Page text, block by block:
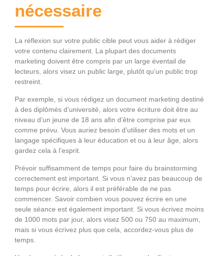
nécessaire
La réflexion sur votre public cible peut vous aider à rédiger
votre contenu clairement. La plupart des documents
marketing doivent être compris par un large éventail de
lecteurs, alors visez un public large, plutôt qu’un public trop
restreint.
Par exemple, si vous rédigez un document marketing destiné
à des diplômés d’université, alors votre écriture doit être au
niveau d’un jeune de 18 ans afin d’être comprise par eux
comme prévu. Vous auriez besoin d’utiliser des mots et un
langage spécifiques à leur éducation et ou à leur âge, alors
gardez cela à l’esprit.
Prévoir suffisamment de temps pour faire du brainstorming
correctement est important. Si vous n’avez pas beaucoup de
temps pour écrire, alors il est préférable de ne pas
commencer. Savoir combien vous pouvez écrire en une
seule séance est également important. Si vous écrivez moins
de 1000 mots par jour, alors visez 500 ou 750 au maximum,
mais si vous écrivez plus que cela, accordez-vous plus de
temps.